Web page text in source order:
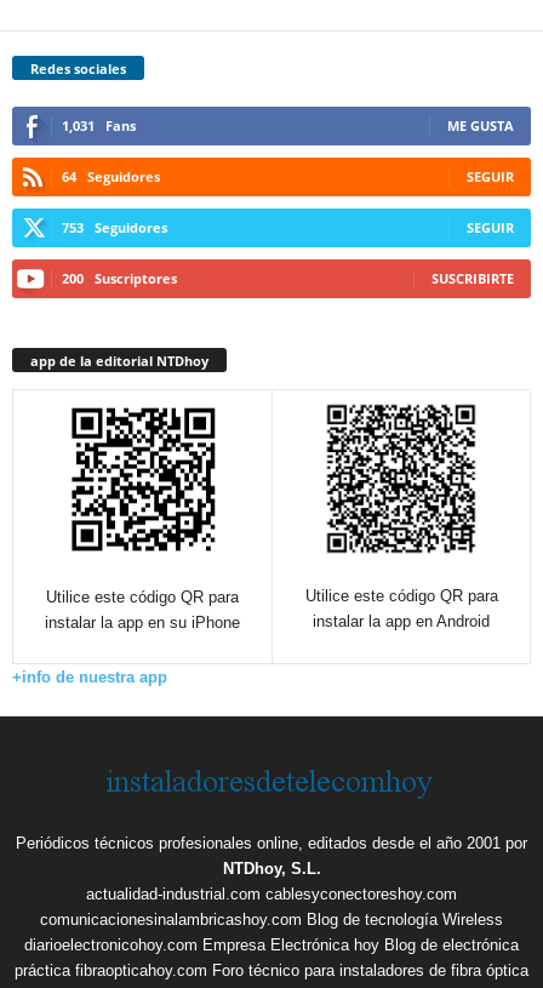
Redes sociales
1,031 Fans ME GUSTA
64 Seguidores SEGUIR
753 Seguidores SEGUIR
200 Suscriptores SUSCRIBIRTE
app de la editorial NTDhoy
Utilice este código QR para
instalar la app en su iPhone
Utilice este código QR para
instalar la app en Android
+info de nuestra app
Periódicos técnicos profesionales online, editados desde el año 2001 por
NTDhoy, S.L.
actualidad-industrial.com cablesyconectoreshoy.com
comunicacionesinalambricashoy.com Blog de tecnología Wireless
diarioelectronicohoy.com Empresa Electrónica hoy Blog de electrónica
práctica fibraopticahoy.com Foro técnico para instaladores de fibra óptica